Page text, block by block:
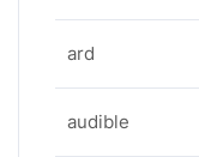
ard
audible